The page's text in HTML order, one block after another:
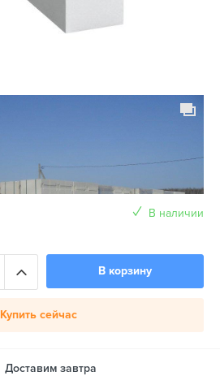
В наличии
В корзину
Купить сейчас
Доставим завтра